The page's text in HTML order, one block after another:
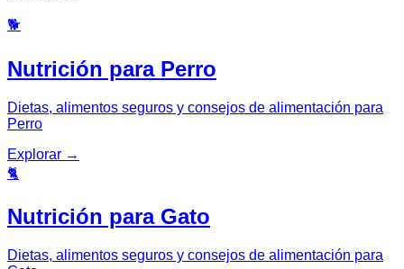
🐕
Nutrición para Perro
Dietas, alimentos seguros y consejos de alimentación para
Perro
Explorar →
🐈
Nutrición para Gato
Dietas, alimentos seguros y consejos de alimentación para